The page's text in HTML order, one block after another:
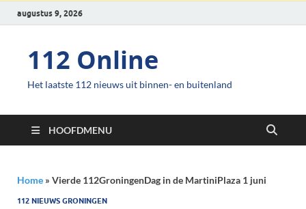
augustus 9, 2026
112 Online
Het laatste 112 nieuws uit binnen- en buitenland
HOOFDMENU
Home » Vierde 112GroningenDag in de MartiniPlaza 1 juni
112 NIEUWS GRONINGEN